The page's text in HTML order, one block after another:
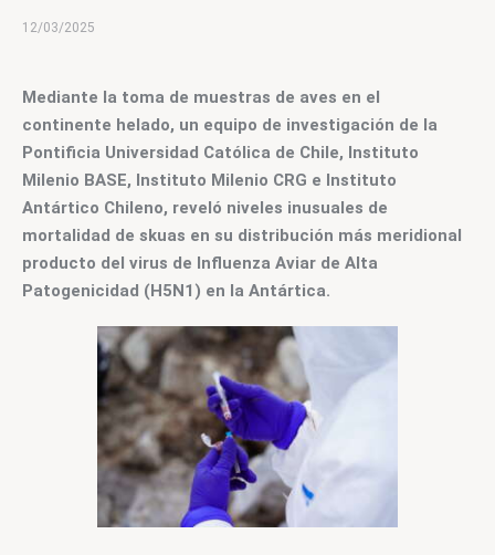
12/03/2025
Mediante la toma de muestras de aves en el
continente helado, un equipo de investigación de la
Pontificia Universidad Católica de Chile, Instituto
Milenio BASE, Instituto Milenio CRG e Instituto
Antártico Chileno, reveló niveles inusuales de
mortalidad de skuas en su distribución más meridional
producto del virus de Influenza Aviar de Alta
Patogenicidad (H5N1) en la Antártica.